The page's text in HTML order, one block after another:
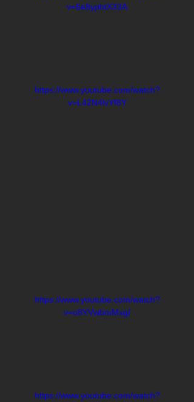
v=6e8ypbtX33A
https://www.youtube.com/watch?
v=L42N4lvYf8Y
https://www.youtube.com/watch?
v=o8YVwbmMxgI
https://www.youtube.com/watch?